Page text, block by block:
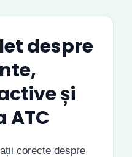
despre
și
ATC
corecte despre